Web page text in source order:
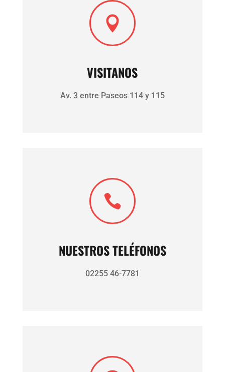

VISITANOS
Av. 3 entre Paseos 114 y 115

NUESTROS TELÉFONOS
02255 46-7781